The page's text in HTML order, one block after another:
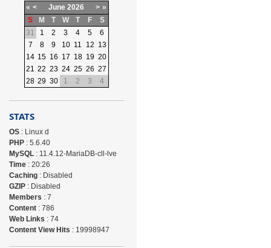
« < June 2026 > »
S
M T W T F
S
31
1 2 3 4 5
6
7
8 9 10 11 12 13
14 15 16 17 18 19 20
21 22 23 24 25 26 27
28 29 30 1 2 3 4
STATS
OS: Linux d
PHP: 5.6.40
MySQL: 11.4.12-MariaDB-cll-lve
Time: 20:26
Caching: Disabled
GZIP: Disabled
Members : 7
Content: 786
Web Links : 74
Content View Hits : 19998947